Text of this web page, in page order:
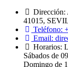
Dirección:
41015,
Teléfono:
Email:
Horarios:
Sábados de
Domingo de